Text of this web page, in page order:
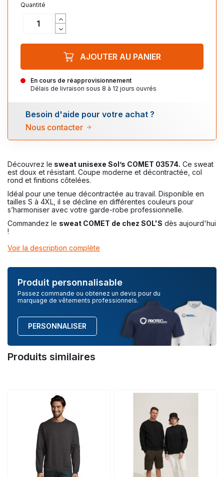
Découvrez le sweat unisexe Sol’s COMET 03574. Ce sweat
est doux et résistant. Coupe moderne et décontractée, col
rond et finitions côtelées.
Idéal pour une tenue décontractée au travail. Disponible en
tailles S à 4XL, il se décline en différentes couleurs pour
s’harmoniser avec votre garde-robe professionnelle.
Commandez le sweat COMET de chez SOL'S dès aujourd'hui
!
Voir la description complète
Produit personnalisable
Passez commande ou obtenez un devis pour du
marquage de vêtements professionnels.
PERSONNALISER
Produits similaires
Quantité
En cours de réapprovisionnement
Délais de livraison sous 8 à 12 jours ouvrés
AJOUTER AU PANIER
Besoin d'aide pour votre achat ?
Nous contacter